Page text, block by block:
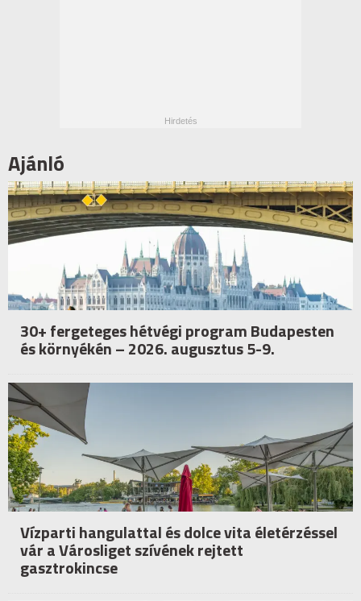
Ajánló
30+ fergeteges hétvégi program Budapesten
és környékén – 2026. augusztus 5-9.
Vízparti hangulattal és dolce vita életérzéssel
vár a Városliget szívének rejtett
gasztrokincse